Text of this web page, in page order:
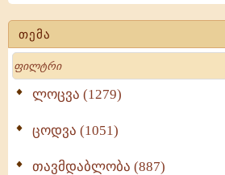
თემა
Search
ლოცვა (1279)
ცოდვა (1051)
თავმდაბლობა (887)